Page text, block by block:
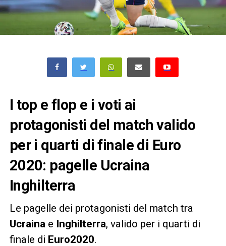
I top e flop e i voti ai
protagonisti del match valido
per i quarti di finale di Euro
2020: pagelle Ucraina
Inghilterra
Le pagelle dei protagonisti del match tra
Ucraina e Inghilterra, valido per i quarti di
finale di Euro2020.